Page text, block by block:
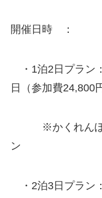
開催日時 ：
・1泊2日プラン
日（参加費24,800
※かくれんぼ後
ン
・2泊3日プラン